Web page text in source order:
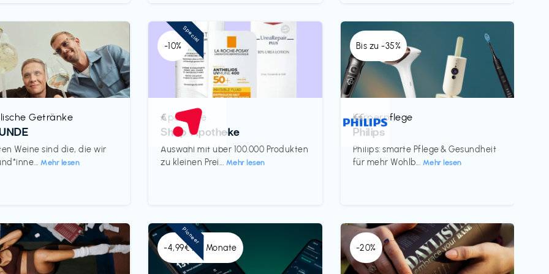
Getränke
Weine sind die, die wir
Mehr lesen
-10%
Apotheke
Shop Apotheke
Auswahl mit über 100.000 Produkten
zu kleinen Prei... Mehr lesen
€‎
Special
Bis zu -35%
Körperpflege
Philips
Philips: smarte Pflege & Gesundheit
für mehr Wohlb... Mehr lesen
€€‎
-4,99€ x 6 Monate
Pioneer
-20%